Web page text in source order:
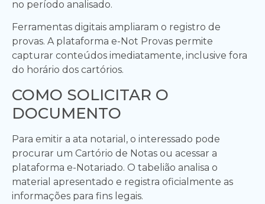
no período analisado.
Ferramentas digitais ampliaram o registro de
provas. A plataforma e-Not Provas permite
capturar conteúdos imediatamente, inclusive fora
do horário dos cartórios.
COMO SOLICITAR O
DOCUMENTO
Para emitir a ata notarial, o interessado pode
procurar um Cartório de Notas ou acessar a
plataforma e-Notariado. O tabelião analisa o
material apresentado e registra oficialmente as
informações para fins legais.